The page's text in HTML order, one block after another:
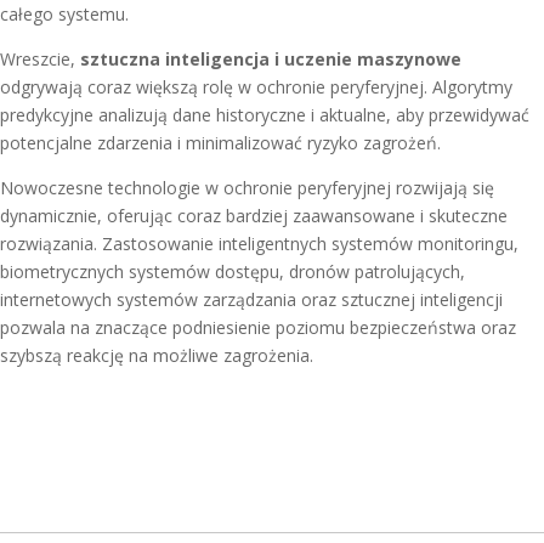
całego systemu.
Wreszcie, sztuczna inteligencja i uczenie maszynowe
odgrywają coraz większą rolę w ochronie peryferyjnej. Algorytmy
predykcyjne analizują dane historyczne i aktualne, aby przewidywać
potencjalne zdarzenia i minimalizować ryzyko zagrożeń.
Nowoczesne technologie w ochronie peryferyjnej rozwijają się
dynamicznie, oferując coraz bardziej zaawansowane i skuteczne
rozwiązania. Zastosowanie inteligentnych systemów monitoringu,
biometrycznych systemów dostępu, dronów patrolujących,
internetowych systemów zarządzania oraz sztucznej inteligencji
pozwala na znaczące podniesienie poziomu bezpieczeństwa oraz
szybszą reakcję na możliwe zagrożenia.